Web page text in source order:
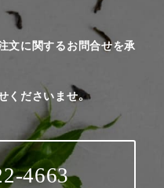
文に関するお問合せを承
くださいませ。
4663